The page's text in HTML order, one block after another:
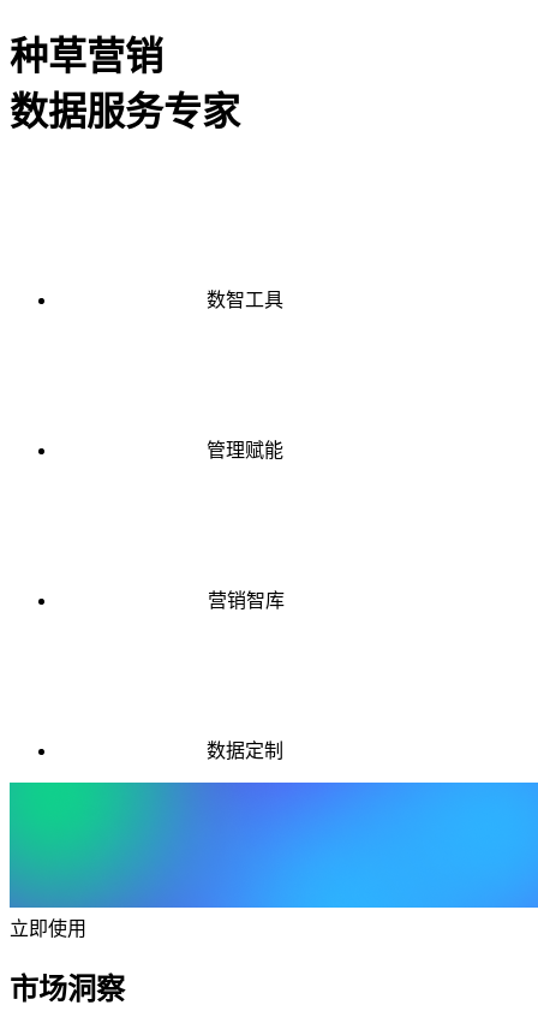
种草营销
数据服务专家
数智工具
管理赋能
营销智库
数据定制
立即使用
市场洞察